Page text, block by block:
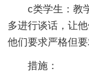
c类学生：教学
多进行谈话，让
他们要求严格但要
措施：